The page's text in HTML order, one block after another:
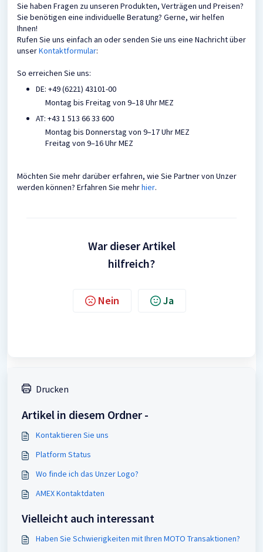
Sie haben Fragen zu unseren Produkten, Verträgen und Preisen?
Sie benötigen eine individuelle Beratung? Gerne, wir helfen
Ihnen!
Rufen Sie uns einfach an oder senden Sie uns eine Nachricht über
unserKontaktformular:
So erreichen Sie uns:
DE: +49 (6221) 43101-00
Montag bis Freitag von 9–18 Uhr MEZ
AT: +43 1 513 66 33 600
Montag bis Donnerstag von 9–17 Uhr MEZ
Freitag von 9–16 Uhr MEZ
Möchten Sie mehr darüber erfahren, wie Sie Partner von Unzer
werden können? Erfahren Sie mehrhier.
War dieser Artikel
hilfreich?
Nein Ja
Drucken
Artikel in diesem Ordner -
Kontaktieren Sie uns
Platform Status
Wo finde ich das Unzer Logo?
AMEX Kontaktdaten
Vielleicht auch interessant
Haben Sie Schwierigkeiten mit Ihren MOTO Transaktionen?